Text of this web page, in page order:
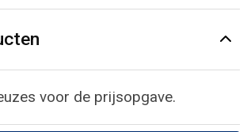
voor de prijsopgave.